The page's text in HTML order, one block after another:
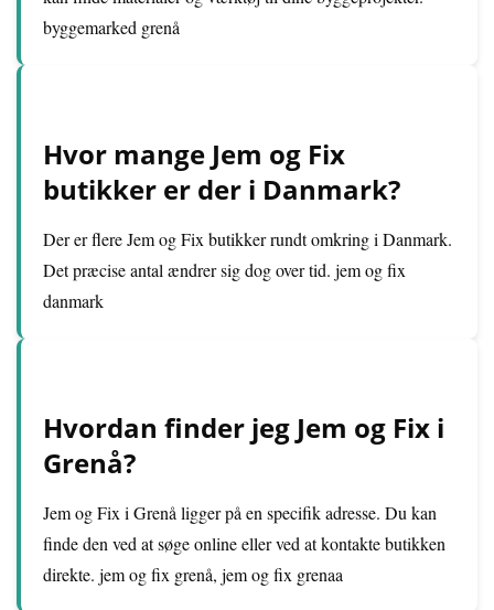
byggemarked grenå
Hvor mange Jem og Fix
butikker er der i Danmark?
Der er flere Jem og Fix butikker rundt omkring i Danmark.
Det præcise antal ændrer sig dog over tid. jem og fix
danmark
Hvordan finder jeg Jem og Fix i
Grenå?
Jem og Fix i Grenå ligger på en specifik adresse. Du kan
finde den ved at søge online eller ved at kontakte butikken
direkte. jem og fix grenå, jem og fix grenaa